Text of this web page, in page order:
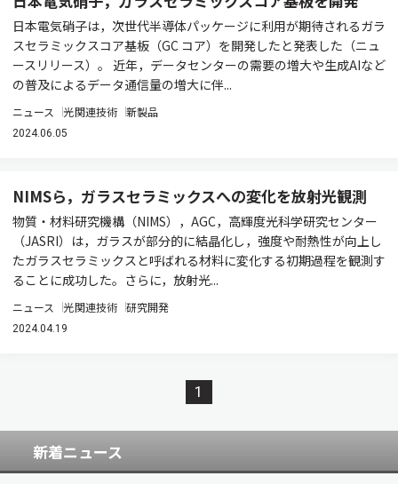
日本電気硝子は，次世代半導体パッケージに利用が期待されるガラ
スセラミックスコア基板（GC コア）を開発したと発表した（ニュ
ースリリース）。 近年，データセンターの需要の増⼤や生成AIなど
の普及によるデータ通信量の増⼤に伴...
ニュース 光関連技術 新製品
2024.06.05
NIMSら，ガラスセラミックスへの変化を放射光観測
物質・材料研究機構（NIMS），AGC，高輝度光科学研究センター
（JASRI）は，ガラスが部分的に結晶化し，強度や耐熱性が向上し
たガラスセラミックスと呼ばれる材料に変化する初期過程を観測す
ることに成功した。さらに，放射光...
ニュース 光関連技術 研究開発
2024.04.19
1
新着ニュース